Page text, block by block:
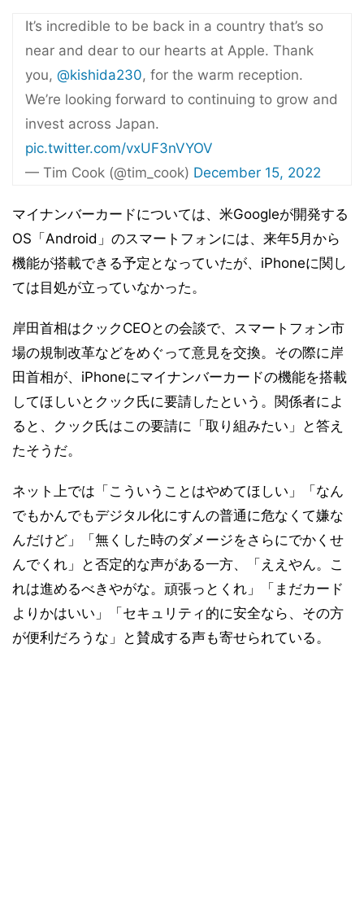
It’s incredible to be back in a country that’s so
near and dear to our hearts at Apple. Thank
you, @kishida230, for the warm reception.
We’re looking forward to continuing to grow and
invest across Japan.
pic.twitter.com/vxUF3nVYOV
— Tim Cook (@tim_cook) December 15, 2022
マイナンバーカードについては、米Googleが開発する
OS「Android」のスマートフォンには、来年5月から
機能が搭載できる予定となっていたが、iPhoneに関し
ては目処が立っていなかった。
岸田首相はクックCEOとの会談で、スマートフォン市
場の規制改革などをめぐって意見を交換。その際に岸
田首相が、iPhoneにマイナンバーカードの機能を搭載
してほしいとクック氏に要請したという。関係者によ
ると、クック氏はこの要請に「取り組みたい」と答え
たそうだ。
ネット上では「こういうことはやめてほしい」「なん
でもかんでもデジタル化にすんの普通に危なくて嫌な
んだけど」「無くした時のダメージをさらにでかくせ
んでくれ」と否定的な声がある一方、「ええやん。こ
れは進めるべきやがな。頑張っとくれ」「まだカード
よりかはいい」「セキュリティ的に安全なら、その方
が便利だろうな」と賛成する声も寄せられている。